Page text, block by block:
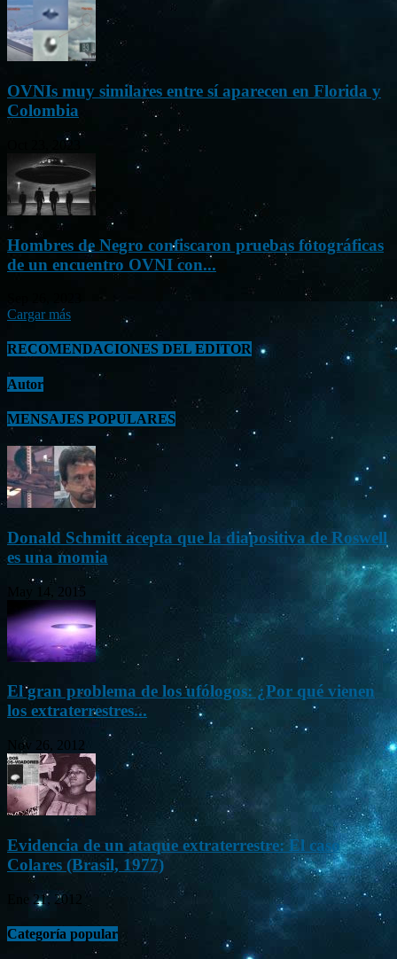
OVNIs muy similares entre sí aparecen en Florida y
Colombia
Oct 23, 2023
Hombres de Negro confiscaron pruebas fotográficas
de un encuentro OVNI con...
Cargar más
RECOMENDACIONES DEL EDITOR
Autor
MENSAJES POPULARES
Donald Schmitt acepta que la diapositiva de Roswell
es una momia
May 14, 2015
El gran problema de los ufólogos: ¿Por qué vienen
los extraterrestres...
Nov 26, 2012
Evidencia de un ataque extraterrestre: El caso
Colares (Brasil, 1977)
Ene 21, 2012
Categoría popular